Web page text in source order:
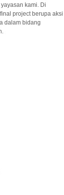
kami. Di
project berupa aksi
dalam bidang